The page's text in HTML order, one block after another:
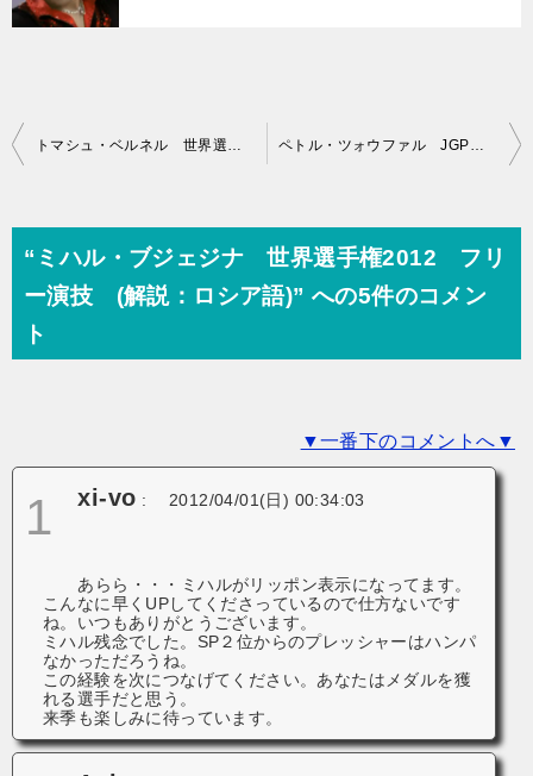
投
ビ
ゲ
ー
“ミハル・ブジェジナ 世界選手権2012 フリ
ー演技 (解説：ロシア語)” への5件のコメン
ト
▼一番下のコメントへ▼
1 xi-vo : 2012/04/01(日) 00:34:03
あらら・・・ミハルがリッポン表示になってます。
こんなに早くUPしてくださっているので仕方ないです
ね。いつもありがとうございます。
ミハル残念でした。SP２位からのプレッシャーはハンパ
なかっただろうね。
この経験を次につなげてください。あなたはメダルを獲
れる選手だと思う。
来季も楽しみに待っています。